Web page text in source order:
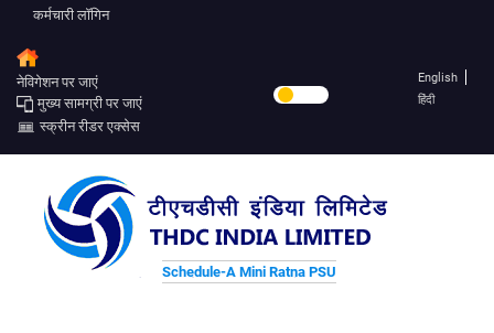
कर्मचारी लॉगिन
नेविगेशन पर जाएं
मुख्य सामग्री पर जाएं
स्क्रीन रीडर एक्सेस
English
हिंदी
Schedule-A Mini Ratna PSU